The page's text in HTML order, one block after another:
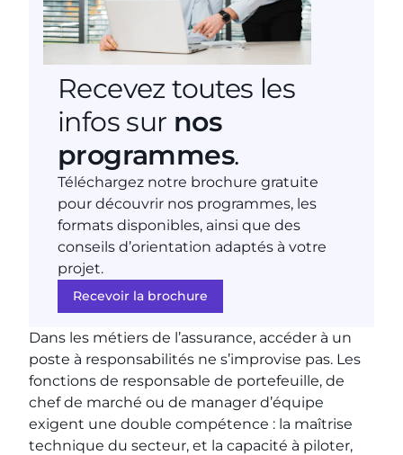
Recevez toutes les
infos sur nos
programmes.
Téléchargez notre brochure gratuite
pour découvrir nos programmes, les
formats disponibles, ainsi que des
conseils d’orientation adaptés à votre
projet.
Recevoir la brochure
Dans les métiers de l’assurance, accéder à un
poste à responsabilités ne s’improvise pas. Les
fonctions de responsable de portefeuille, de
chef de marché ou de manager d’équipe
exigent une double compétence : la maîtrise
technique du secteur, et la capacité à piloter,